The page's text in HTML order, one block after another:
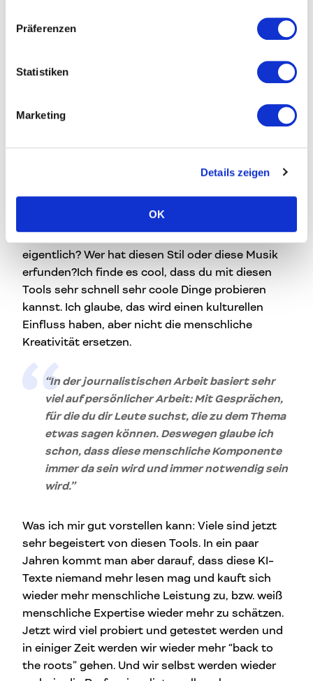
Präferenzen
Statistiken
Marketing
Details zeigen
OK
vieles über die persönlichen Erfahrungen und
nur, was wir sie füttern. Deswegen glaube ich
schon, dass diese menschliche Komponente
wird – egal, was wir dann über KI produzieren. Ich
eine “Remix-Kultur” – das wird jetzt einfach
wieder eine Form dieser Remix-Kultur. Die Frage
Medien. Das Problem des Urheberrechts wird
eigentlich? Wer hat diesen Stil oder diese Musik
erfunden?Ich finde es cool, dass du mit diesen
Tools sehr schnell sehr coole Dinge probieren
kannst. Ich glaube, das wird einen kulturellen
Einfluss haben, aber nicht die menschliche
Kreativität ersetzen.
“In der journalistischen Arbeit basiert sehr
viel auf persönlicher Arbeit: Mit Gesprächen,
für die du dir Leute suchst, die zu dem Thema
etwas sagen können. Deswegen glaube ich
schon, dass diese menschliche Komponente
immer da sein wird und immer notwendig sein
wird.”
Was ich mir gut vorstellen kann: Viele sind jetzt
sehr begeistert von diesen Tools. In ein paar
Jahren kommt man aber darauf, dass diese KI-
Texte niemand mehr lesen mag und kauft sich
wieder mehr menschliche Leistung zu, bzw. weiß
menschliche Expertise wieder mehr zu schätzen.
Jetzt wird viel probiert und getestet werden und
in einiger Zeit werden wir wieder mehr “back to
the roots” gehen. Und wir selbst werden wieder